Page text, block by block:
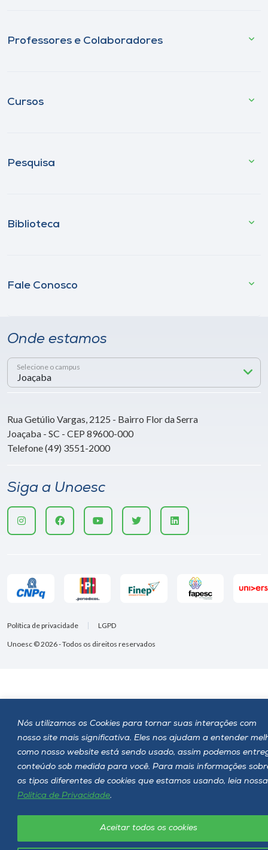
Nós utilizamos os Cookies para tornar suas interações com
nosso site mais significativa. Eles nos ajudam a entender
como nosso website está sendo usado, assim podemos
conteúdo sob medida para você. Para mais informações
os tipos diferentes de cookies que estamos usando, leia nossa
Política de Privacidade.
Aceitar todos os cookies
Professores e Colaboradores
Cursos
Pesquisa
Biblioteca
Fale Conosco
Onde estamos
Selecione o campus
Rua Getúlio Vargas, 2125 - Bairro Flor da Serra
Joaçaba - SC - CEP 89600-000
Telefone (49) 3551-2000
Siga a Unoesc
Unoesc © 2026 - Todos os direitos reservados
Política de privacidade LGPD